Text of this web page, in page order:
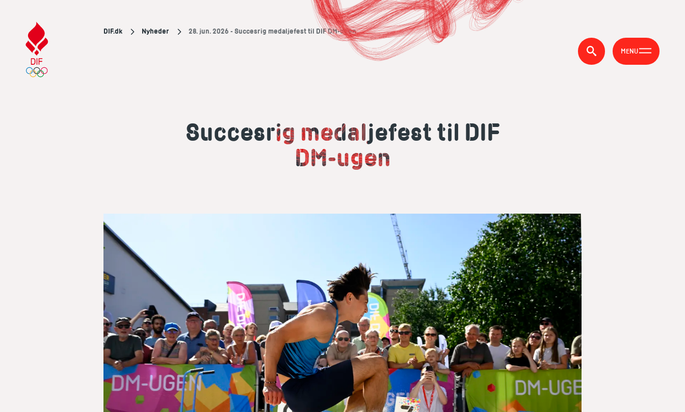
MENU
DIF.dk Nyheder 28. jun. 2026 - Succesrig medaljefest til DIF DM-ugen
Succesrig medaljefest til DIF
DM-ugen